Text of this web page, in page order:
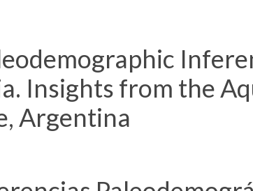
Insights from the
Argentina